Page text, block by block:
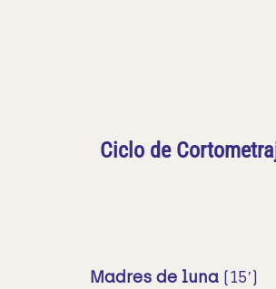
Ciclo de
Madres de luna (15′)